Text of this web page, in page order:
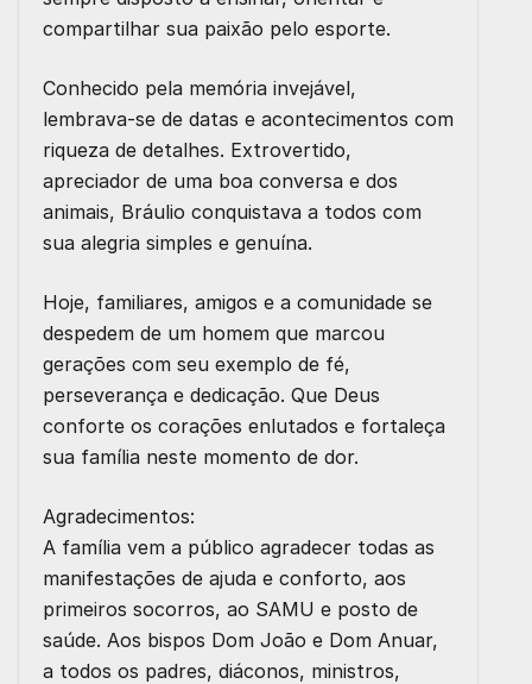
compartilhar sua paixão pelo esporte.
Conhecido pela memória invejável,
lembrava-se de datas e acontecimentos com
riqueza de detalhes. Extrovertido,
apreciador de uma boa conversa e dos
animais, Bráulio conquistava a todos com
sua alegria simples e genuína.
Hoje, familiares, amigos e a comunidade se
despedem de um homem que marcou
gerações com seu exemplo de fé,
perseverança e dedicação. Que Deus
conforte os corações enlutados e fortaleça
sua família neste momento de dor.
Agradecimentos:
A família vem a público agradecer todas as
manifestações de ajuda e conforto, aos
primeiros socorros, ao SAMU e posto de
saúde. Aos bispos Dom João e Dom Anuar,
a todos os padres, diáconos, ministros,